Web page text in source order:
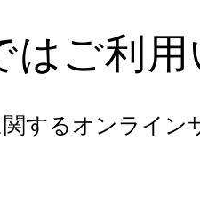
はご利
するオンライン